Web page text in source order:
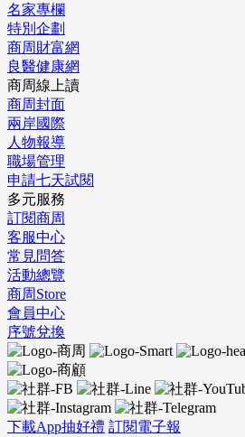
名家專欄
特別企劃
商周財富網
良醫健康網
商周線上讀
商周封面
兩岸國際
人物報導
職場管理
申請七天試閱
多元服務
訂閱商周
客服中心
常見問答
活動總覽
商周Store
會員中心
序號兌換
下載App抽好禮 訂閱電子報